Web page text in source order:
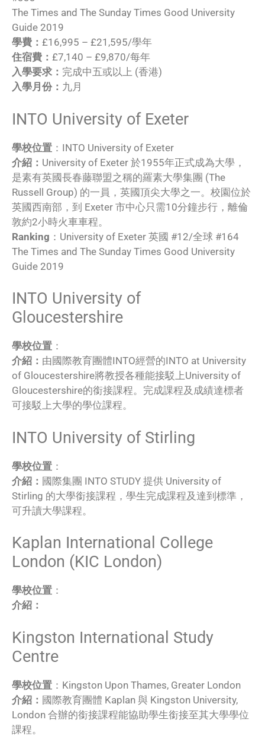
The Times and The Sunday Times Good University
Guide 2019
學費： £16,995 – £21,595/學年
住宿費： £7,140 – £9,870/每年
入學要求： 完成中五或以上 (香港)
入學月份： 九月
INTO University of Exeter
學校位置 ：INTO University of Exeter
介紹： University of Exeter 於1955年正式成為大學，
是素有英國長春藤聯盟之稱的羅素大學集團 (The
Russell Group) 的一員，英國頂尖大學之一。校園位於
英國西南部，到 Exeter 市中心只需10分鐘步行，離倫
敦約2小時火車車程。
Ranking ：University of Exeter 英國 #12/全球 #164
The Times and The Sunday Times Good University
Guide 2019
INTO University of
Gloucestershire
學校位置 ：
介紹： 由國際教育團體INTO經營的INTO at University
of Gloucestershire將教授各種能接駁上University of
Gloucestershire的銜接課程。完成課程及成績達標者
可接駁上大學的學位課程。
INTO University of Stirling
學校位置 ：
介紹： 國際集團 INTO STUDY 提供 University of
Stirling 的大學銜接課程，學生完成課程及達到標準，
可升讀大學課程。
Kaplan International College
London (KIC London)
學校位置 ：
介紹：
Kingston International Study
Centre
學校位置 ：Kingston Upon Thames, Greater London
介紹： 國際教育團體 Kaplan 與 Kingston University,
London 合辦的銜接課程能協助學生銜接至其大學學位
課程。